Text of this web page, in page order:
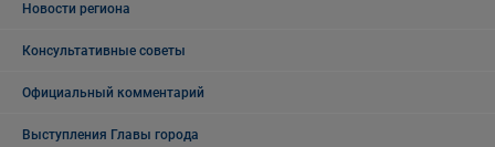
Новости региона
Консультативные советы
Официальный комментарий
Выступления Главы города